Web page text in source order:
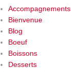
Accompagnements
Bienvenue
Blog
Boeuf
Boissons
Desserts